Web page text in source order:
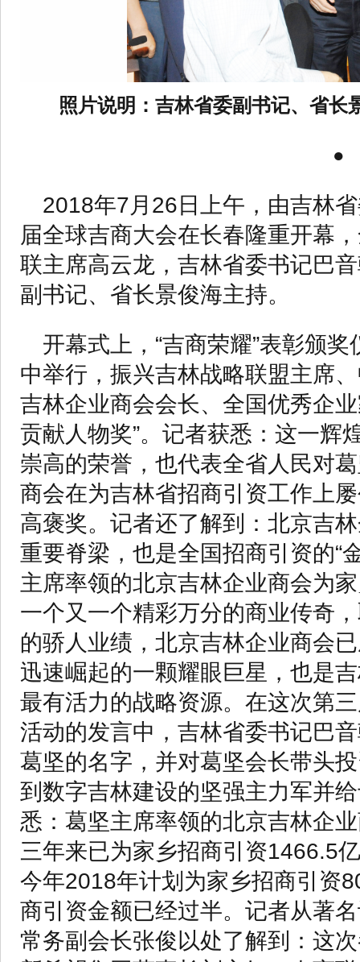
照片说明：吉林省委副书记、省长
●
2018年7月26日上午，由吉林
届全球吉商大会在长春隆重开幕
联主席高云龙，吉林省委书记巴
副书记、省长景俊海主持。
开幕式上，“吉商荣耀”表彰颁
中举行，振兴吉林战略联盟主席
吉林企业商会会长、全国优秀企
贡献人物奖”。记者获悉：这一辉
崇高的荣誉，也代表全省人民对
商会在为吉林省招商引资工作上
高褒奖。记者还了解到：北京吉
重要脊梁，也是全国招商引资的“
主席率领的北京吉林企业商会为
一个又一个精彩万分的商业传奇
的骄人业绩，北京吉林企业商会
迅速崛起的一颗耀眼巨星，也是
最有活力的战略资源。在这次第
活动的发言中，吉林省委书记巴
葛坚的名字，并对葛坚会长带头
到数字吉林建设的坚强主力军并
悉：葛坚主席率领的北京吉林企
三年来已为家乡招商引资1466.5
今年2018年计划为家乡招商引资
商引资金额已经过半。记者从著
常务副会长张俊以处了解到：这